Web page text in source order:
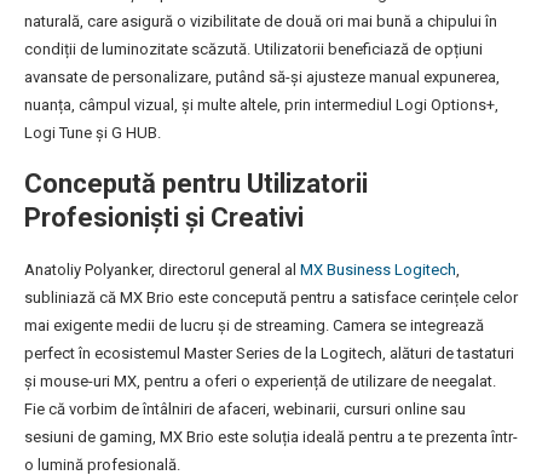
naturală, care asigură o vizibilitate de două ori mai bună a chipului în
condiții de luminozitate scăzută. Utilizatorii beneficiază de opțiuni
avansate de personalizare, putând să-și ajusteze manual expunerea,
nuanța, câmpul vizual, și multe altele, prin intermediul Logi Options+,
Logi Tune și G HUB.
Concepută pentru Utilizatorii
Profesioniști și Creativi
Anatoliy Polyanker, directorul general al MX Business Logitech
subliniază că MX Brio este concepută pentru a satisface cerințele celor
mai exigente medii de lucru și de streaming. Camera se integrează
perfect în ecosistemul Master Series de la Logitech, alături de tastaturi
și mouse-uri MX, pentru a oferi o experiență de utilizare de neegalat.
Fie că vorbim de întâlniri de afaceri, webinarii, cursuri online sau
sesiuni de gaming, MX Brio este soluția ideală pentru a te prezenta într-
o lumină profesională.